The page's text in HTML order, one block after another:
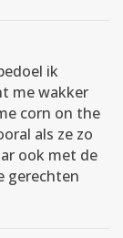
ik
me wakker
corn on the
als ze zo
ook met de
gerechten